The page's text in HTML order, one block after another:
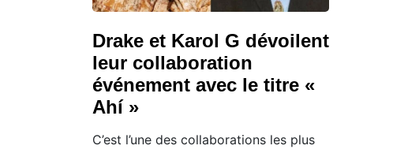
Drake et Karol G dévoilent
leur collaboration
événement avec le titre «
Ahí »
C’est l’une des collaborations les plus